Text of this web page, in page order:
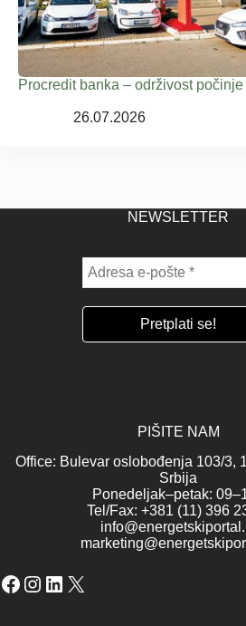
Procredit banka – održivost počinje
26.07.2026
NEWSLETTER
PIŠITE NAM
Office: Bulevar oslobođenja 103/3,
Srbija
Ponedeljak–petak:
Tel/Fax: +381 (11) 396
Facebook
Instagram
LinkedIn
X